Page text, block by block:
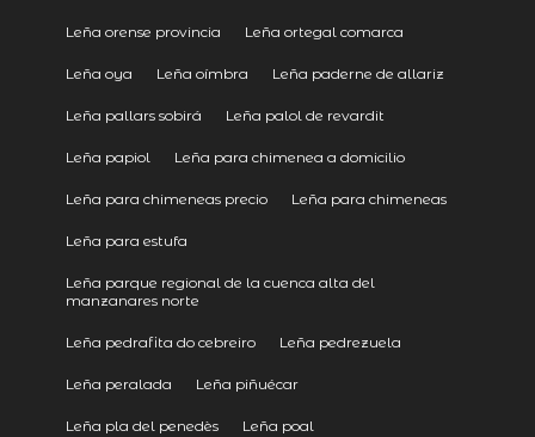
Leña orense provincia Leña ortegal comarca
Leña oya Leña oímbra Leña paderne de allariz
Leña pallars sobirá Leña palol de revardit
Leña papiol Leña para chimenea a domicilio
Leña para chimeneas precio Leña para chimeneas
Leña para estufa
Leña parque regional de la cuenca alta del
manzanares norte
Leña pedrafita do cebreiro Leña pedrezuela
Leña peralada Leña piñuécar
Leña pla del penedès Leña poal